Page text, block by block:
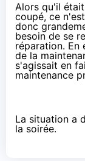
Alors qu'il
coupé, ce
donc
besoin de se
réparation. En
de la
s'agissait en
maintenance
La situation a
la soirée.